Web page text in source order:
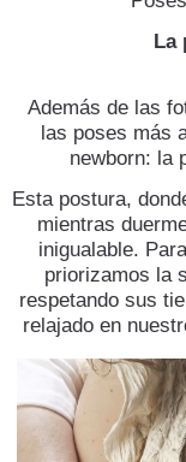
La
​Además de las
las poses más
newborn: la
Esta postura,
mientras
inigualable.
priorizamos la
respetando sus
relajado en